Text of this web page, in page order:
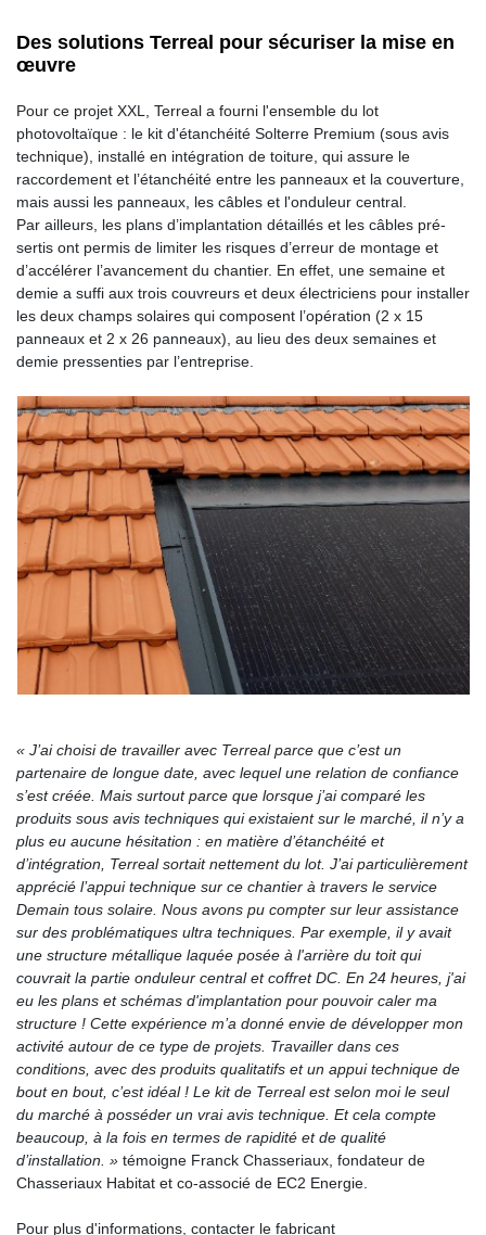
Des solutions Terreal pour sécuriser la mise en
œuvre
Pour ce projet XXL, Terreal a fourni l'ensemble du lot
photovoltaïque : le kit d'étanchéité Solterre Premium (sous avis
technique), installé en intégration de toiture, qui assure le
raccordement et l’étanchéité entre les panneaux et la couverture,
mais aussi les panneaux, les câbles et l'onduleur central.
Par ailleurs, les plans d’implantation détaillés et les câbles pré-
sertis ont permis de limiter les risques d’erreur de montage et
d’accélérer l’avancement du chantier. En effet, une semaine et
demie a suffi aux trois couvreurs et deux électriciens pour installer
les deux champs solaires qui composent l’opération (2 x 15
panneaux et 2 x 26 panneaux), au lieu des deux semaines et
demie pressenties par l’entreprise.
« J’ai choisi de travailler avec Terreal parce que c’est un
partenaire de longue date, avec lequel une relation de confiance
s’est créée. Mais surtout parce que lorsque j’ai comparé les
produits sous avis techniques qui existaient sur le marché, il n’y a
plus eu aucune hésitation : en matière d’étanchéité et
d’intégration, Terreal sortait nettement du lot. J’ai particulièrement
apprécié l’appui technique sur ce chantier à travers le service
Demain tous solaire. Nous avons pu compter sur leur assistance
sur des problématiques ultra techniques. Par exemple, il y avait
une structure métallique laquée posée à l'arrière du toit qui
couvrait la partie onduleur central et coffret DC. En 24 heures, j'ai
eu les plans et schémas d'implantation pour pouvoir caler ma
structure ! Cette expérience m’a donné envie de développer mon
activité autour de ce type de projets. Travailler dans ces
conditions, avec des produits qualitatifs et un appui technique de
bout en bout, c’est idéal ! Le kit de Terreal est selon moi le seul
du marché à posséder un vrai avis technique. Et cela compte
beaucoup, à la fois en termes de rapidité et de qualité
d’installation. » témoigne Franck Chasseriaux, fondateur de
Chasseriaux Habitat et co-associé de EC2 Energie.
Pour plus d'informations, contacter le fabricant